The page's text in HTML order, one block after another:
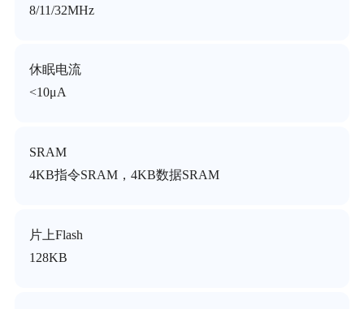
8/11/32MHz
休眠电流
<10μA
SRAM
4KB指令SRAM，4KB数据SRAM
片上Flash
128KB